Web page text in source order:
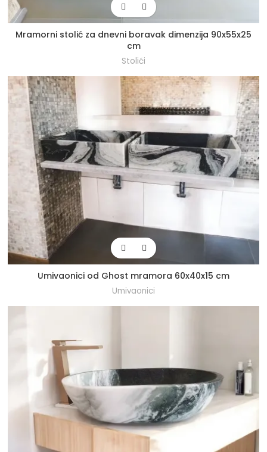
Mramorni stolić za dnevni boravak dimenzija 90x55x25
cm
Stolići
Umivaonici od Ghost mramora 60x40x15 cm
Umivaonici